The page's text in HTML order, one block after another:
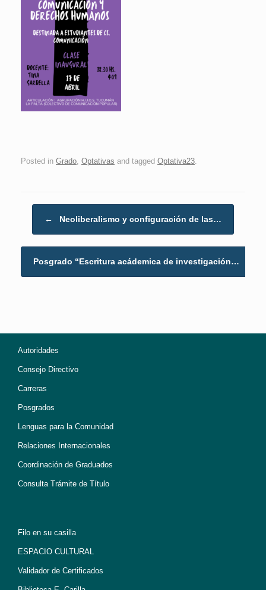
Posted in Grado Optativas and tagged Optativa23
← Neoliberalismo y configuración de las…
Posgrado “Escritura acádemica de investigación…
Autoridades
Consejo Directivo
Carreras
Posgrados
Lenguas para la Comunidad
Relaciones Internacionales
Coordinación de Graduados
Consulta Trámite de Título
Filo en su casilla
ESPACIO CULTURAL
Validador de Certificados